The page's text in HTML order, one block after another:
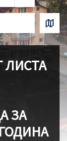
ЛИСТА
ЗА